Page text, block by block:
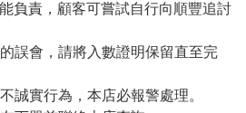
負責，顧客可嘗試自行向順豐追討
會，請將入數證明保留直至完
實行為，本店必報警處理。